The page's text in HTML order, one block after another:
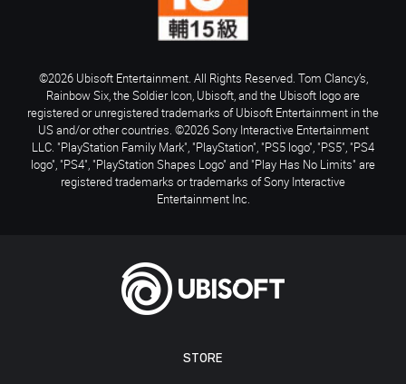
STORE
©2026 Ubisoft Entertainment. All Rights Reserved. Tom Clancy’s,
Rainbow Six, the Soldier Icon, Ubisoft, and the Ubisoft logo are
registered or unregistered trademarks of Ubisoft Entertainment in the
US and/or other countries. ©2026 Sony Interactive Entertainment
LLC. "PlayStation Family Mark", "PlayStation", "PS5 logo", "PS5", "PS4
logo", "PS4", "PlayStation Shapes Logo" and "Play Has No Limits" are
registered trademarks or trademarks of Sony Interactive
Entertainment Inc.